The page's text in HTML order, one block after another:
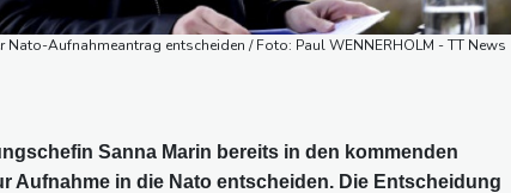
Aufnahmeantrag entscheiden / Foto: Paul WENNERHOLM - TT News
Sanna Marin bereits in den kommenden
Aufnahme in die Nato entscheiden. Die Entscheidung